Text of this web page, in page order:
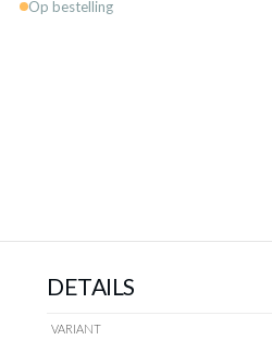
Op bestelling
DETAILS
VARIANT